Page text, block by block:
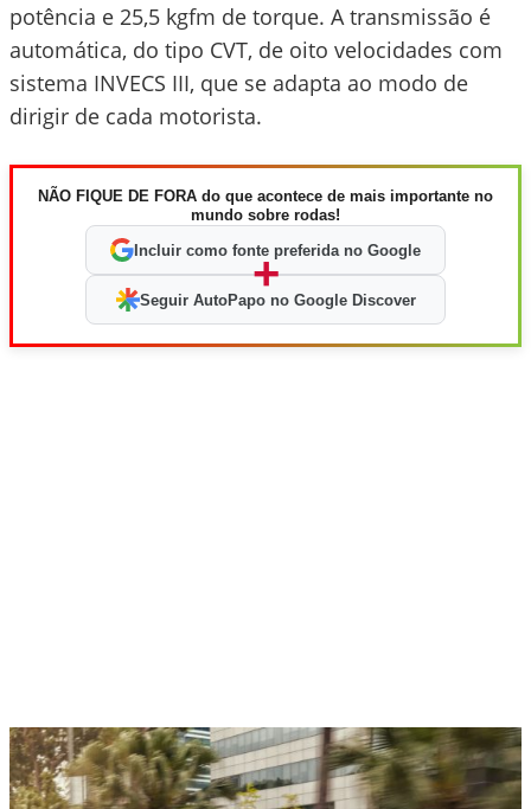
potência e 25,5 kgfm de torque. A transmissão é
automática, do tipo CVT, de oito velocidades com
sistema INVECS III, que se adapta ao modo de
dirigir de cada motorista.
NÃO FIQUE DE FORA do que acontece de mais importante no
mundo sobre rodas!
Incluir como fonte preferida no Google
+
Seguir AutoPapo no Google Discover